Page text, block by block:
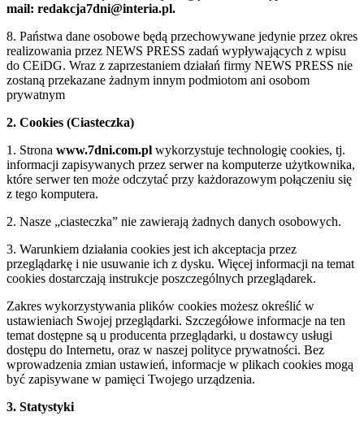
mail: redakcja7dni@interia.pl.
8. Państwa dane osobowe będą przechowywane jedynie przez okres
realizowania przez NEWS PRESS zadań wypływających z wpisu
do CEiDG. Wraz z zaprzestaniem działań firmy NEWS PRESS nie
zostaną przekazane żadnym innym podmiotom ani osobom
prywatnym
2. Cookies (Ciasteczka)
1. Strona www.7dni.com.pl wykorzystuje technologię cookies, tj.
informacji zapisywanych przez serwer na komputerze użytkownika,
które serwer ten może odczytać przy każdorazowym połączeniu się
z tego komputera.
2. Nasze „ciasteczka” nie zawierają żadnych danych osobowych.
3. Warunkiem działania cookies jest ich akceptacja przez
przeglądarkę i nie usuwanie ich z dysku. Więcej informacji na temat
cookies dostarczają instrukcje poszczególnych przeglądarek.
Zakres wykorzystywania plików cookies możesz określić w
ustawieniach Swojej przeglądarki. Szczegółowe informacje na ten
temat dostępne są u producenta przeglądarki, u dostawcy usługi
dostępu do Internetu, oraz w naszej polityce prywatności. Bez
wprowadzenia zmian ustawień, informacje w plikach cookies mogą
być zapisywane w pamięci Twojego urządzenia.
3. Statystyki